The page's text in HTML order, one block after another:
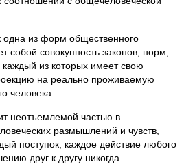
из форм общественного
собой совокупность законов, норм,
из которых имеет свою
на реально проживаемую
человека.
неотъемлемой частью в
размышлений и чувств,
поступок, каждое действие любого
друг к другу никогда